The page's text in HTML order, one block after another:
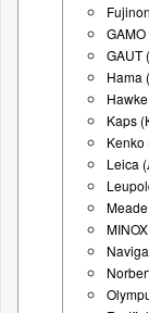
GAUT
Hama
Kaps
Kenko
Leica